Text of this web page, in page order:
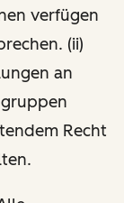
verfügen
(ii)
an
Recht